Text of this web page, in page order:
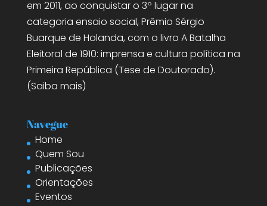
em 2011, ao conquistar o 3º lugar na
categoria ensaio social, Prêmio Sérgio
Buarque de Holanda, com o livro A Batalha
Eleitoral de 1910: imprensa e cultura política na
Primeira República (Tese de Doutorado).
(Saiba mais)
Navegue
Home
Quem Sou
Publicações
Orientações
Eventos